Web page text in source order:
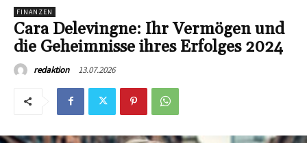
FINANZEN
Cara Delevingne: Ihr Vermögen und
die Geheimnisse ihres Erfolges 2024
redaktion 13.07.2026